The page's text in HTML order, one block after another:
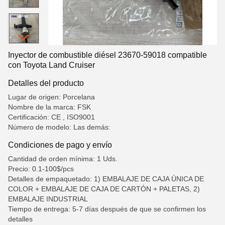
Inyector de combustible diésel 23670-59018 compatible
con Toyota Land Cruiser
Detalles del producto
Lugar de origen: Porcelana
Nombre de la marca: FSK
Certificación: CE , ISO9001
Número de modelo: Las demás:
Condiciones de pago y envío
Cantidad de orden mínima: 1 Uds.
Precio: 0.1-100$/pcs
Detalles de empaquetado: 1) EMBALAJE DE CAJA ÚNICA DE
COLOR + EMBALAJE DE CAJA DE CARTÓN + PALETAS, 2)
EMBALAJE INDUSTRIAL
Tiempo de entrega: 5-7 días después de que se confirmen los
detalles